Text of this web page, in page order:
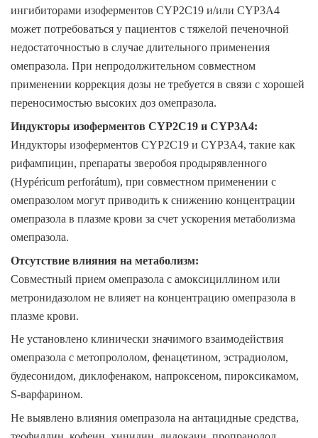
ингибиторами изоферментов CYP2C19 и/или CYP3A4
может потребоваться у пациентов с тяжелой печеночной
недостаточностью в случае длительного применения
омепразола. При непродолжительном совместном
применении коррекция дозы не требуется в связи с хорошей
переносимостью высоких доз омепразола.
Индукторы изоферментов CYP2C19 и CYP3A4:
Индукторы изоферментов CYP2C19 и CYP3A4, такие как
рифампицин, препараты зверобоя продырявленного
(Hypéricum perforátum), при совместном применении с
омепразолом могут приводить к снижению концентрации
омепразола в плазме крови за счет ускорения метаболизма
омепразола.
Отсутствие влияния на метаболизм:
Совместный прием омепразола с амоксициллином или
метронидазолом не влияет на концентрацию омепразола в
плазме крови.
Не установлено клинически значимого взаимодействия
омепразола с метопрололом, фенацетином, эстрадиолом,
будесонидом, диклофенаком, напроксеном, пироксикамом,
S-варфарином.
Не выявлено влияния омепразола на антацидные средства,